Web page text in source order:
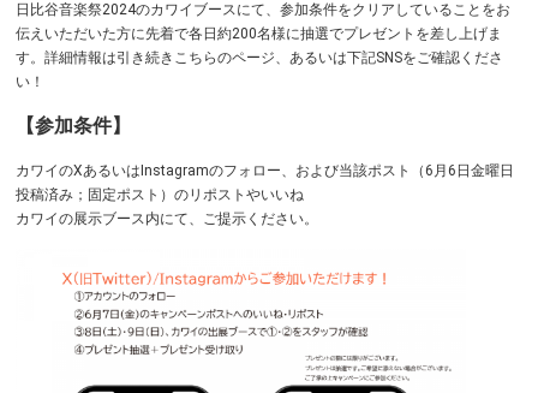
日比谷音楽祭2024のカワイブースにて、参加条件をクリアしていることをお
伝えいただいた方に先着で各日約200名様に抽選でプレゼントを差し上げま
す。詳細情報は引き続きこちらのページ、あるいは下記SNSをご確認くださ
い！
【参加条件】
カワイのXあるいはInstagramのフォロー、および当該ポスト（6月6日金曜日
投稿済み；固定ポスト）のリポストやいいね
カワイの展示ブース内にて、ご提示ください。